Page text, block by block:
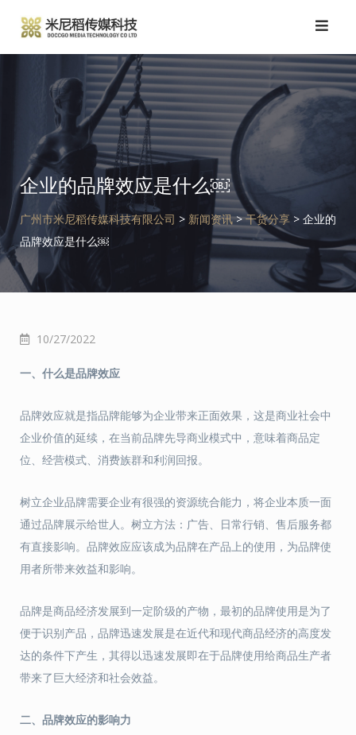
到
企业的品牌效应是什么￼
广州市米尼稻传媒科技有限公司 > 新闻资讯>干货分享 > 企业的
品牌效应是什么￼
10/27/2022
一、 什么是品牌效应
品牌效应就是指品牌能够为企业带来正面效果，这是商业社会中
企业价值的延续，在当前品牌先导商业模式中，意味着商品定
位、经营模式、消费族群和利润回报。
树立企业品牌需要企业有很强的资源统合能力，将企业本质一面
通过品牌展示给世人。树立方法：广告、日常行销、售后服务都
有直接影响。品牌效应应该成为品牌在产品上的使用，为品牌使
用者所带来效益和影响。
品牌是商品经济发展到一定阶级的产物，最初的品牌使用是为了
便于识别产品，品牌迅速发展是在近代和现代商品经济的高度发
达的条件下产生，其得以迅速发展即在于品牌使用给商品生产者
带来了巨大经济和社会效益。
二、 品牌效应的影响力